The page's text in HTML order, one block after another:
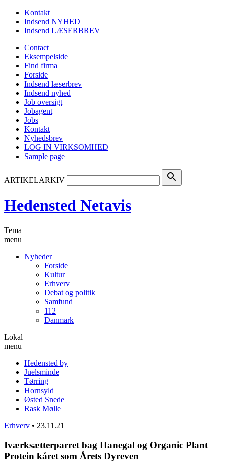
Kontakt
Indsend NYHED
Indsend LÆSERBREV
Contact
Eksempelside
Find firma
Forside
Indsend læserbrev
Indsend nyhed
Job oversigt
Jobagent
Jobs
Kontakt
Nyhedsbrev
LOG IN VIRKSOMHED
Sample page
ARTIKELARKIV search
Hedensted Netavis
Tema
menu
Nyheder
Forside
Kultur
Erhverv
Debat og politik
Samfund
112
Danmark
Lokal
menu
Hedensted by
Juelsminde
Tørring
Hornsyld
Østed Snede
Rask Mølle
Erhverv • 23.11.21
Iværksætterparret bag Hanegal og Organic Plant
Protein kåret som Årets Dyreven